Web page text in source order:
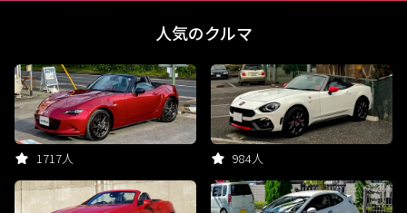
人気のクルマ
1717人 984人